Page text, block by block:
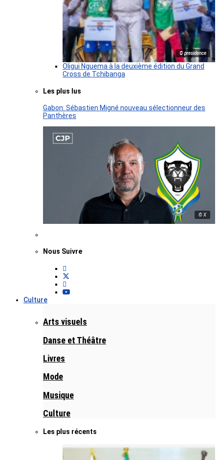
© presidence
Oligui Nguema à la deuxième édition du Grand
Cross de Tchibanga
Les plus lus
Gabon: Sébastien Migné nouveau sélectionneur des
Panthères
© X
Nous Suivre
Culture
Arts visuels
Danse et Théâtre
Livres
Mode
Musique
Culture
Les plus récents